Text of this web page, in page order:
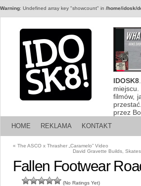
Warning: Undefined array key "showcount" in /home/idosk/
IDOSK8
filmów,
przez
HOME REKLAMA KONTAKT
« The ASCO x Thrasher „Caramelo” Video
David Gravette Builds,
Fallen Footwear
(No Ratings Yet)